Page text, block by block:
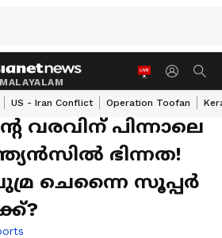
MALAYALAM
US - Iran Conflict Operation Toofan
വരവിന് പിന്നാലെ
ഭിന്നത!
ചെന്നൈ സൂപ്പര്‍